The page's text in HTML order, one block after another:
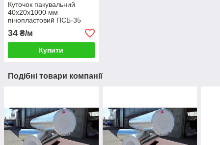
Куточок пакувальний
40x20x1000 мм
пінопластовий ПСБ-35
34 ₴/м
Купити
Подібні товари компанії